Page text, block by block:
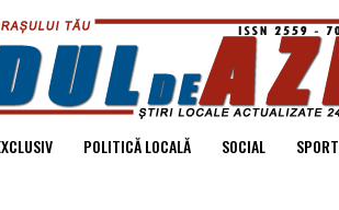
POLITICĂ LOCALĂ SOCIAL SPORT